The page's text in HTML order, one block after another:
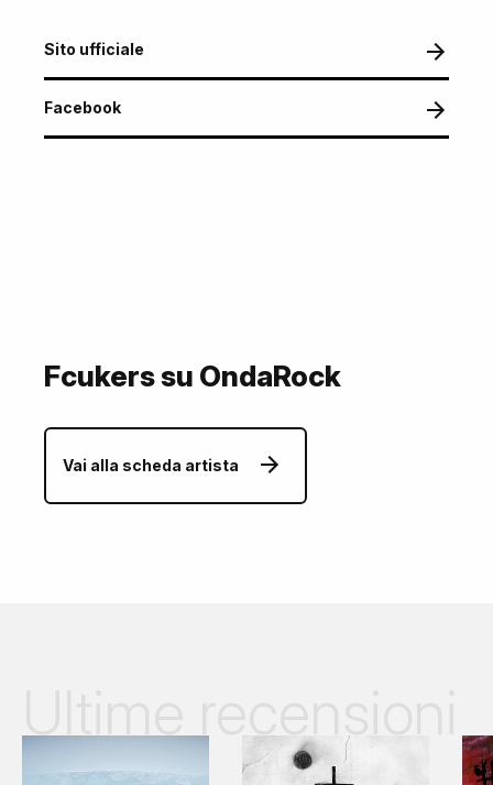
Sito ufficiale
Facebook
Fcukers su OndaRock
Vai alla scheda artista